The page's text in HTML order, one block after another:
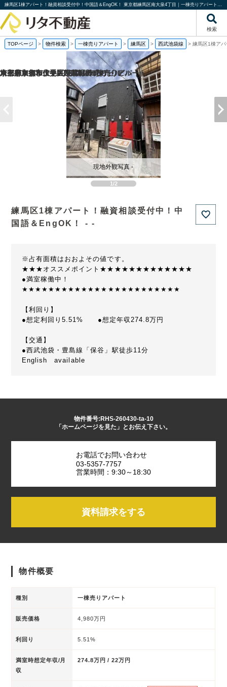
練馬区1棟アパート！融資相談受付中！中国語＆EngOK！ 東京都練馬区南大泉4丁目｜一棟売りアパート｜投資物件や収益物件｜株式会社リタ不動産
検索
TOPページ > 物件検索 > 一棟売りアパート > 練馬区 > 西武池袋線 > 練馬区1棟ア
1/2
現地外観写真 -
練馬区1棟アパート！融資相談受付中！中
国語＆EngOK！ - -
※占有面積はおおよその値です。
★★★オススメポイント★★★★★★★★★★★★★
●満室稼働中！
★★★★★★★★★★★★★★★★★★★★★★★★
【利回り】
●想定利回り5.51% ●想定年収274.8万円
【交通】
●西武池袋・豊島線「保谷」駅徒歩11分
English available
物件番号:RHS-260430-ta-10
「ホームページを見た」とお伝え下さい。
お電話でお問い合わせ
03-5357-7757
営業時間：9:30～18:30
資料請求をする
物件概要
種別 一棟売りアパート
販売価格 4,980万円
利回り 5.51%
満室時想定年収/月
収
274.8万円 / 22万円
京都府京都市伏見区帯屋町の1棟売りビル
京都府京都市伏見区深草堀田町の
東京都東大和市中央2丁目の一棟売りアパート
埼玉県加須市土手2丁目の1棟売りビル